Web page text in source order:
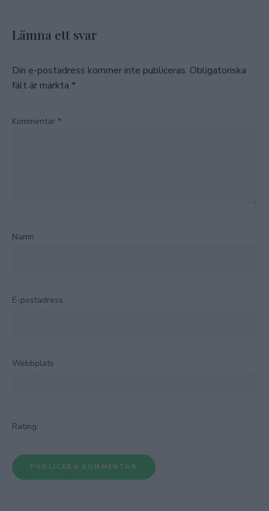
Lämna ett svar
Din e-postadress kommer inte publiceras. Obligatoriska
fält är märkta *
Kommentar *
Namn
E-postadress
Webbplats
Rating: